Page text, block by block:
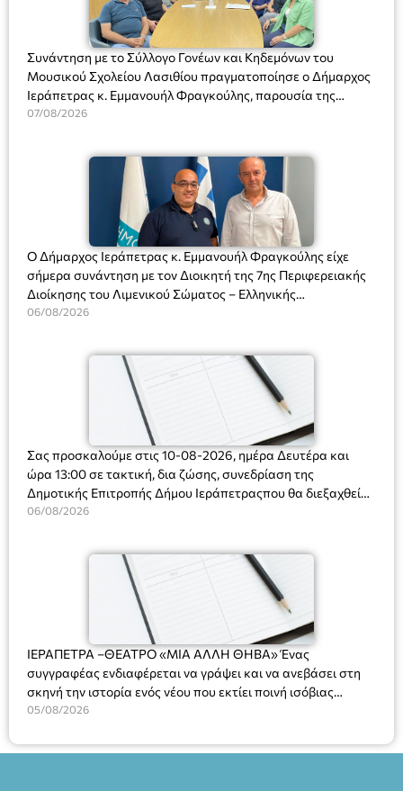
Συνάντηση με το Σύλλογο Γονέων και Κηδεμόνων του
Μουσικού Σχολείου Λασιθίου πραγματοποίησε ο Δήμαρχος
Ιεράπετρας κ. Εμμανουήλ Φραγκούλης, παρουσία της
Διευθύντριας του σχολείου κας Μαριάννας Χαΐτα.
07/08/2026
Ο Δήμαρχος Ιεράπετρας κ. Εμμανουήλ Φραγκούλης είχε
σήμερα συνάντηση με τον Διοικητή της 7ης Περιφερειακής
Διοίκησης του Λιμενικού Σώματος – Ελληνικής
Ακτοφυλακής (Λ.Σ.-ΕΛ.ΑΚΤ.), Αρχιπλοίαρχο Λ.Σ. κ. Ιωάννη
06/08/2026
Σας προσκαλούμε στις 10-08-2026, ημέρα Δευτέρα και
ώρα 13:00 σε τακτική, δια ζώσης, συνεδρίαση της
Δημοτικής Επιτροπής Δήμου Ιεράπετραςπου θα διεξαχθεί
στο Δημοτικό Κατάστημα, Δημοκρατίας 31 στην αίθουσα
και λήψη αποφάσεων στα παρακάτω θέματα:
06/08/2026
ΙΕΡΑΠΕΤΡΑ –ΘΕΑΤΡΟ «ΜΙΑ ΑΛΛΗ ΘΗΒΑ» Ένας
συγγραφέας ενδιαφέρεται να γράψει και να ανεβάσει στη
σκηνή την ιστορία ενός νέου που εκτίει ποινή ισόβιας
κάθειρξης για πατροκτονία. Ένα πολυβραβευμένο έργο για
ασθένεια, τον ερωτισμό. Ένα έργο αινιγματικό, συγκινητικό,
05/08/2026